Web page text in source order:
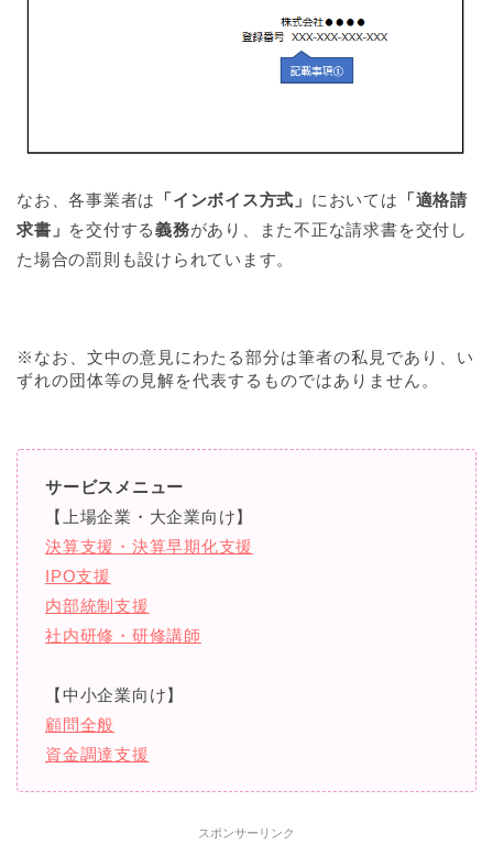
なお、各事業者は 「インボイス方式」 においては
「適格請
求書」 を交付する義務があり、また不正な請求書を交付し
た場合の罰則も設けられています。
※なお、文中の意見にわたる部分は筆者の私見であり、い
ずれの団体等の見解を代表するものではありません。
サービスメニュー
【上場企業・大企業向け】
決算支援・決算早期化支援
IPO支援
内部統制支援
社内研修・研修講師
【中小企業向け】
顧問全般
資金調達支援
スポンサーリンク